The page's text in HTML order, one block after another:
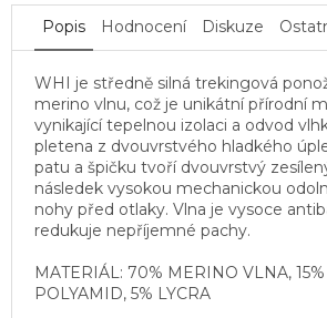
Popis Hodnocení Diskuze
WHI je středně silná trekingová
merino vlnu, což je unikátní přírodní
vynikající tepelnou izolaci a odvod
pletena z dvouvrstvého hladkého
patu a špičku tvoří dvouvrstvý
následek vysokou mechanickou
nohy před otlaky. Vlna je vysoce
redukuje nepříjemné pachy.
MATERIÁL: 70% MERINO VLNA, 15%
POLYAMID, 5% LYCRA